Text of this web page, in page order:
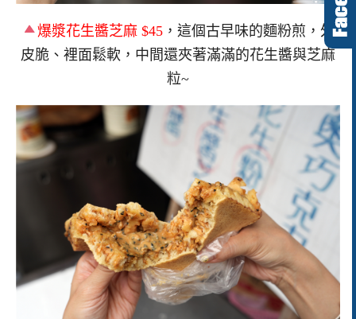
爆漿花生醬芝麻 $45 ，這個古早味的麵粉煎，外
皮脆、裡面鬆軟，中間還夾著滿滿的花生醬與芝麻
粒~